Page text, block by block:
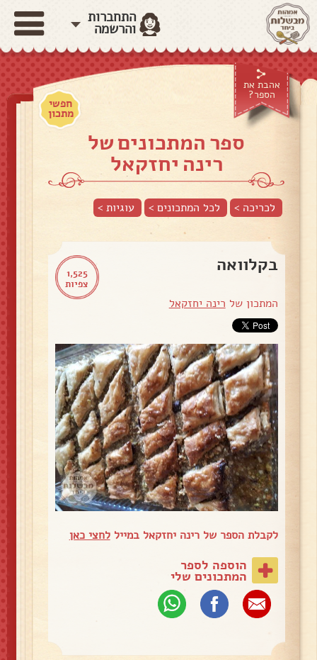
התחברות
והרשמה
אהבת את
הספר?
חפשי
מתכון
ספר המתכונים של
רינה יחזקאל
לכריכה > לכל המתכונים > עוגיות>
1,525
צפיות
בקלוואה
המתכון של רינה יחזקאל
לקבלת הספר של רינה יחזקאל במייללחצי כאן
הוספה לספר
המתכונים שלי